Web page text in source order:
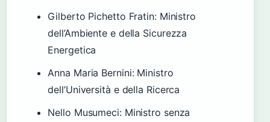
Gilberto Pichetto Fratin: Ministro
dell’Ambiente e della Sicurezza
Energetica
Anna Maria Bernini: Ministro
dell’Università e della Ricerca
Nello Musumeci: Ministro senza